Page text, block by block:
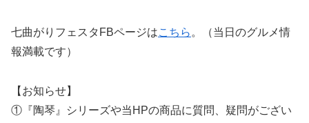
七曲がりフェスタFBページはこちら 。（当日のグルメ情
報満載です）
【お知らせ】
①『陶琴』シリーズや当HPの商品に質問、疑問がござい